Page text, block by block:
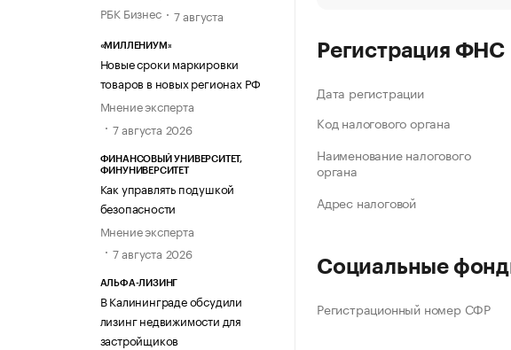
РБК Бизнес
7 августа
«МИЛЛЕНИУМ»
Новые сроки маркировки
товаров в новых регионах РФ
Мнение эксперта
7 августа 2026
ФИНАНСОВЫЙ УНИВЕРСИТЕТ,
ФИНУНИВЕРСИТЕТ
Как управлять подушкой
безопасности
Мнение эксперта
7 августа 2026
АЛЬФА-ЛИЗИНГ
В Калининграде обсудили
лизинг недвижимости для
застройщиков
Регистрация ФНС
Дата регистрации
Код налогового органа
Наименование налогового
органа
Адрес налоговой
Социальные
Регистрационный номер СФР